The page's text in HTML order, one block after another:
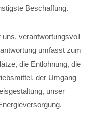
Beschaffung.
uns, verantwortungsvoll
umfasst zum
die Entlohnung, die
der Umgang
unser